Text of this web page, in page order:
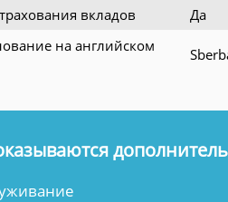
вкладов
Да
на английском